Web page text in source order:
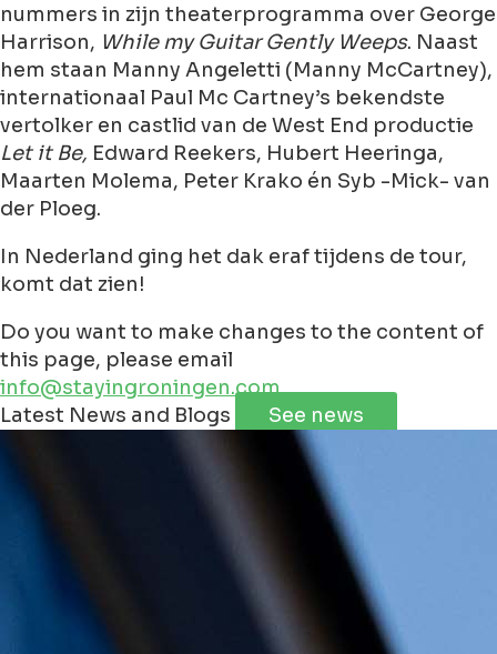
nummers in zijn theaterprogramma over George
Harrison, While my Guitar Gently Weeps. Naast
hem staan Manny Angeletti (Manny McCartney),
internationaal Paul Mc Cartney’s bekendste
vertolker en castlid van de West End productie
Let it Be, Edward Reekers, Hubert Heeringa,
Maarten Molema, Peter Krako én Syb -Mick- van
der Ploeg.
In Nederland ging het dak eraf tijdens de tour,
komt dat zien!
Do you want to make changes to the content of
this page, please email
info@stayingroningen.com
+
Leaflet | ©JawgMaps©OpenStreetMap
Latest News and Blogs See news